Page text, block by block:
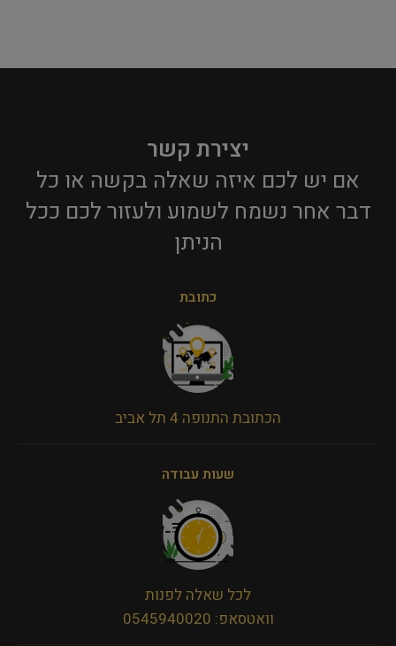
יצירת קשר
אם יש לכם איזה שאלה בקשה או כל
דבר אחר נשמח לשמוע ולעזור לכם ככל
הניתן​
כתובת
הכתובת התנופה 4 תל אביב
שעות עבודה
לכל שאלה לפנות
וואטסאפ: 0545940020